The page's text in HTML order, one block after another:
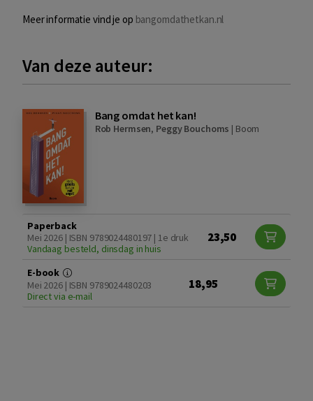
Meer informatie vind je op bangomdathetkan.nl
Van deze auteur:
Bang omdat het kan!
Rob Hermsen, Peggy Bouchoms | Boom
Paperback
Mei 2026 | ISBN 9789024480197 | 1e druk
Vandaag besteld, dinsdag in huis
23,50
E-book
Mei 2026 | ISBN 9789024480203
Direct via e-mail
18,95